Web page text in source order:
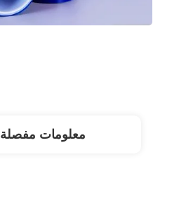
معلومات مفصلة